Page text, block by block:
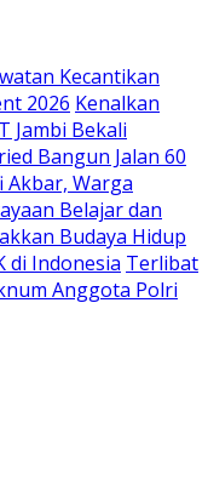
Kecantikan
2026 Kenalkan
Jambi Bekali
Bangun Jalan 60
Warga
Belajar dan
Budaya Hidup
di Indonesia Terlibat
Anggota Polri